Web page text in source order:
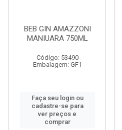
BEB GIN AMAZZONI
MANIUARA 750ML
Código: 53490
Embalagem: GF1
Faça seu login ou
cadastre-se para
ver preços e
comprar